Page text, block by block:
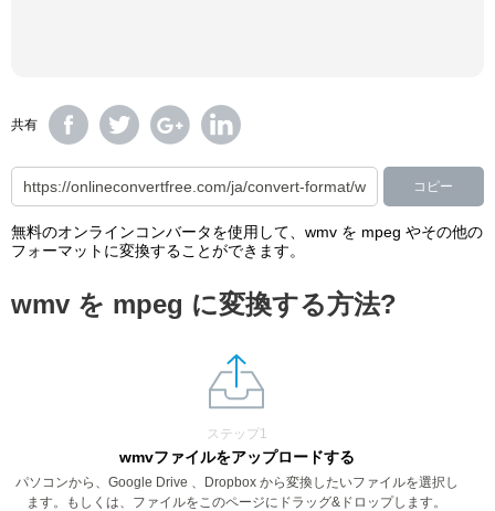
共有
コピー
無料のオンラインコンバータを使用して、wmv を mpeg やその他の
フォーマットに変換することができます。
wmv を mpeg に変換する方法?
ステップ1
wmvファイルをアップロードする
パソコンから、Google Drive 、Dropbox から変換したいファイルを選択し
ます。もしくは、ファイルをこのページにドラッグ&ドロップします。